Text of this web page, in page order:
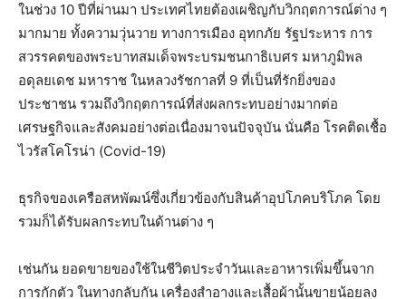
ในช่วง 10 ปีที่ผ่านมา ประเทศไทยต้องเผชิญกับวิกฤตการณ์ต่าง ๆ
มากมาย ทั้งความวุ่นวาย ทางการเมือง อุทกภัย รัฐประหาร การ
สวรรคตของพระบาทสมเด็จพระบรมชนกาธิเบศร มหาภูมิพล
อดุลยเดช มหาราช ในหลวงรัชกาลที่ 9 ที่เป็นที่รักยิ่งของ
ประชาชน รวมถึงวิกฤตการณ์ที่ส่งผลกระทบอย่างมากต่อ
เศรษฐกิจและสังคมอย่างต่อเนื่องมาจนปัจจุบัน นั่นคือ โรคติดเชื้อ
ไวรัสโคโรน่า (Covid-19)
ธุรกิจของเครือสหพัฒน์ซึ่งเกี่ยวข้องกับสินค้าอุปโภคบริโภค โดย
รวมก็ได้รับผลกระทบในด้านต่าง ๆ
เช่นกัน ยอดขายของใช้ในชีวิตประจําวันและอาหารเพิ่มขึ้นจาก
การกักตัว ในทางกลับกัน เครื่องสําอางและเสื้อผ้านั้นขายน้อยลง